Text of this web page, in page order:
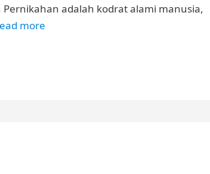
adalah kodrat alami manusia,
more